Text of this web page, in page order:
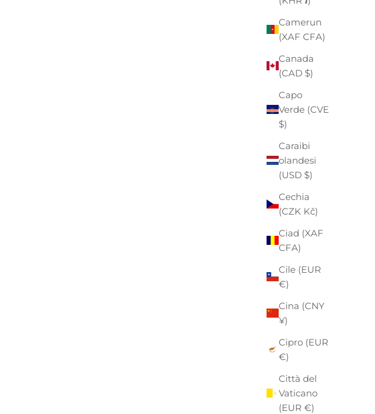
Camerun
(XAF CFA)
Canada
(CAD $)
Capo
Verde (CVE
$)
Caraibi
olandesi
(USD $)
Cechia
(CZK Kč)
Ciad (XAF
CFA)
Cile (EUR
€)
Cina (CNY
¥)
Cipro (EUR
€)
Città del
Vaticano
(EUR €)